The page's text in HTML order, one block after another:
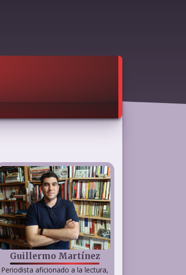
Guillermo Martínez
Periodista aficionado a la lectura,